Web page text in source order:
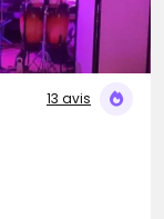
13 avis